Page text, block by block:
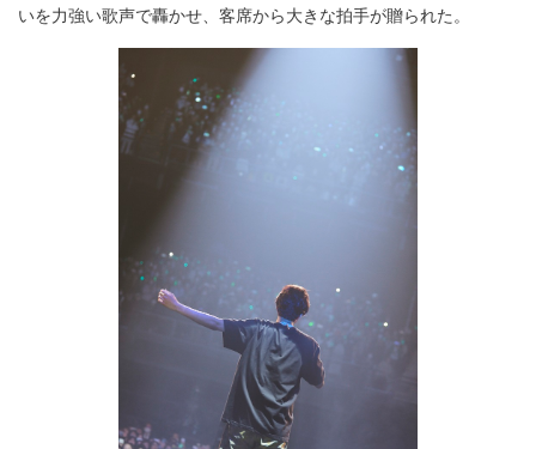
いを力強い歌声で轟かせ、客席から大きな拍手が贈られた。